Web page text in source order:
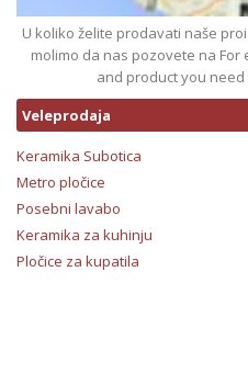
U koliko želite prodavati naše
molimo da nas pozovete na For
and product you
Veleprodaja
Keramika Subotica
Metro pločice
Posebni lavabo
Keramika za kuhinju
Pločice za kupatila